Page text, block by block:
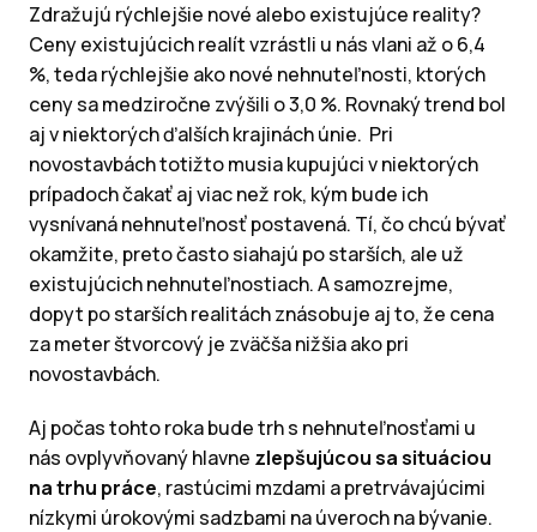
Zdražujú rýchlejšie nové alebo existujúce reality?
Ceny existujúcich realít vzrástli u nás vlani až o 6,4
%, teda rýchlejšie ako nové nehnuteľnosti, ktorých
ceny sa medziročne zvýšili o 3,0 %. Rovnaký trend bol
aj v niektorých ďalších krajinách únie. Pri
novostavbách totižto musia kupujúci v niektorých
prípadoch čakať aj viac než rok, kým bude ich
vysnívaná nehnuteľnosť postavená. Tí, čo chcú bývať
okamžite, preto často siahajú po starších, ale už
existujúcich nehnuteľnostiach. A samozrejme,
dopyt po starších realitách znásobuje aj to, že cena
za meter štvorcový je zväčša nižšia ako pri
novostavbách.
Aj počas tohto roka bude trh s nehnuteľnosťami u
nás ovplyvňovaný hlavne zlepšujúcou sa situáciou
na trhu práce, rastúcimi mzdami a pretrvávajúcimi
nízkymi úrokovými sadzbami na úveroch na bývanie.